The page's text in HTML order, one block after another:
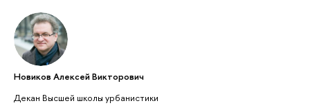
Новиков Алексей Викторович
Декан Высшей школы урбанистики